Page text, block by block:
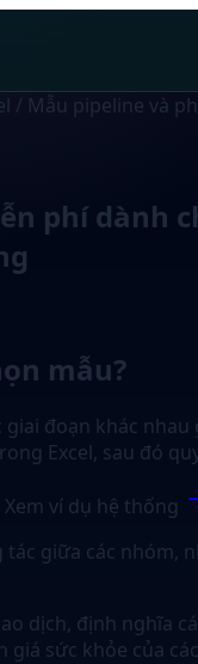
/ Mẫu pipeline và
phí dành
mẫu?
giai đoạn khác
Excel, sau đó
Xem ví dụ hệ thống
tác giữa các nhóm,
dịch, định nghĩa
giá sức khỏe của